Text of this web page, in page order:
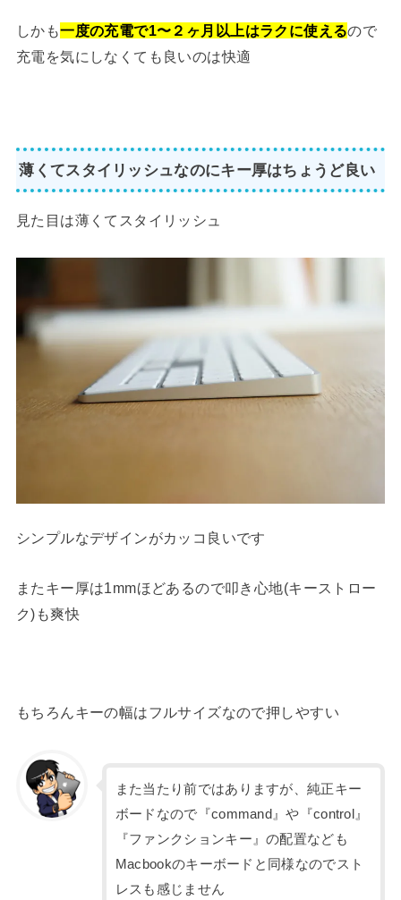
しかも一度の充電で1〜２ヶ月以上はラクに使えるので
充電を気にしなくても良いのは快適
薄くてスタイリッシュなのにキー厚はちょうど良い
見た目は薄くてスタイリッシュ
シンプルなデザインがカッコ良いです
またキー厚は1mmほどあるので叩き心地(キーストロー
ク)も爽快
もちろんキーの幅はフルサイズなので押しやすい
また当たり前ではありますが、純正キー
ボードなので『command』や『control』
『ファンクションキー』の配置なども
Macbookのキーボードと同様なのでスト
レスも感じません